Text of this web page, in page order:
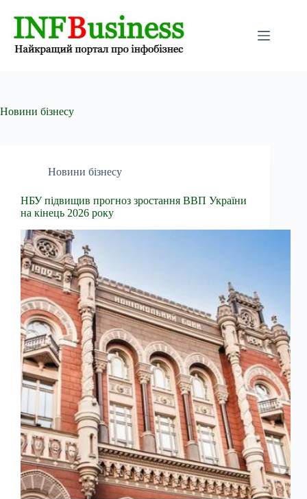
Новини бізнесу
Новини бізнесу
НБУ підвищив прогноз зростання ВВП України
на кінець 2026 року